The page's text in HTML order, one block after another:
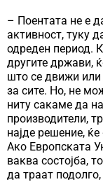
– Поентата не е
активност, туку
одреден период.
другите држави,
што се движи или
за сите. Но, не
ниту сакаме да
производители,
најде решение,
Ако Европската
ваква состојба,
да траат